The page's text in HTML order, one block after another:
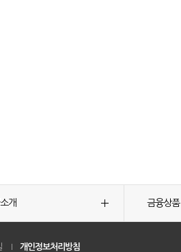
개 금융상품
개인정보처리방침